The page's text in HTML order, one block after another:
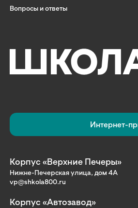
Вопросы и ответы
Интернет-
Корпус «Верхние Печеры»
Нижне-Печерская улица, дом 4А
vp@shkola800.ru
Корпус «Автозавод»